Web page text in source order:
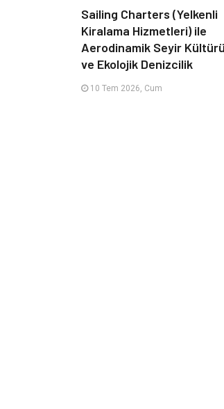
Sailing Charters (Yelkenli
Kiralama Hizmetleri) ile
Aerodinamik Seyir Kültürü
ve Ekolojik Denizcilik
10 Tem 2026, Cum